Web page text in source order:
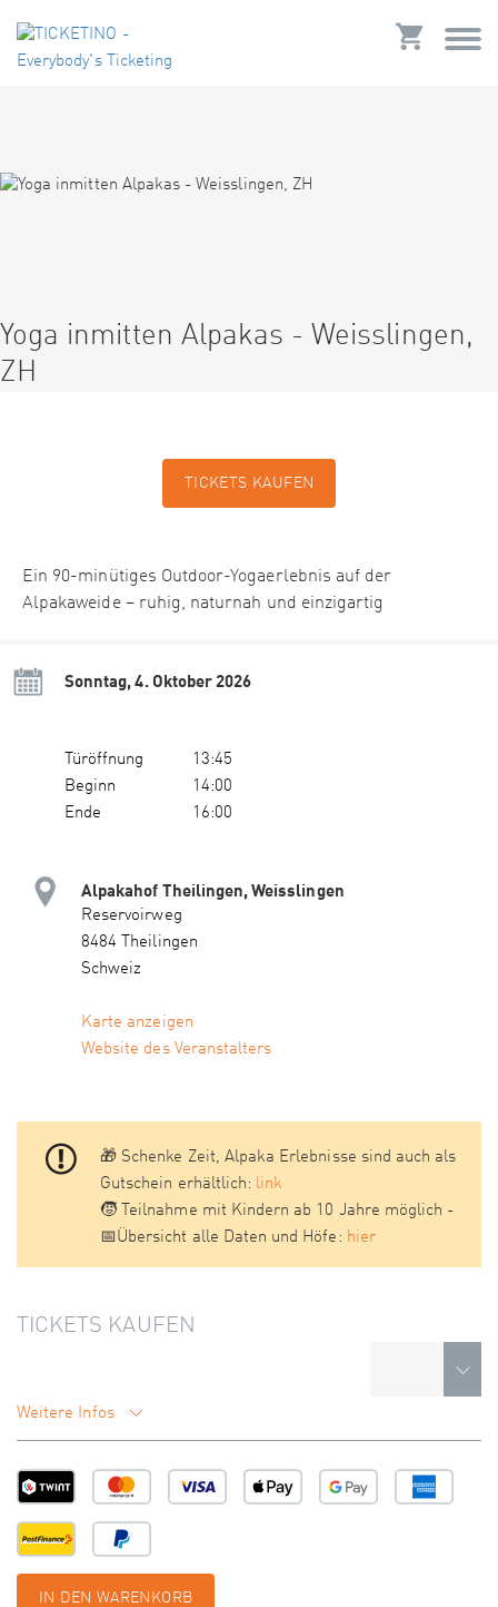
Yoga inmitten Alpakas - Weisslingen,
ZH
TICKETS KAUFEN
Ein 90-minütiges Outdoor-Yogaerlebnis auf der
Alpakaweide – ruhig, naturnah und einzigartig
Sonntag, 4. Oktober 2026
Türöffnung
13:45
Beginn
14:00
Ende
16:00
Alpakahof Theilingen, Weisslingen
Reservoirweg
8484 Theilingen
Schweiz
Karte anzeigen
Website des Veranstalters
🎁 Schenke Zeit, Alpaka Erlebnisse sind auch als
Gutschein erhältlich: link
🧒 Teilnahme mit Kindern ab 10 Jahre möglich -
📅Übersicht alle Daten und Höfe: hier
TICKETS KAUFEN
Weitere Infos
IN DEN WARENKORB